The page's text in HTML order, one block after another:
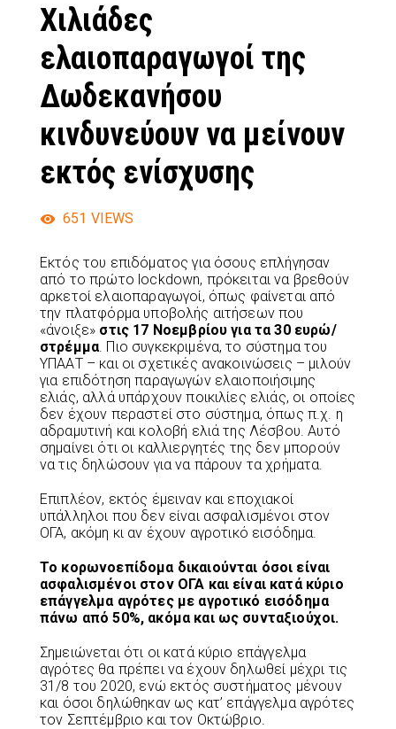
Χιλιάδες
ελαιοπαραγωγοί της
Δωδεκανήσου
κινδυνεύουν να μείνουν
εκτός ενίσχυσης
651 VIEWS
Εκτός του επιδόματος για όσους επλήγησαν
από το πρώτο lockdown, πρόκειται να βρεθούν
αρκετοί ελαιοπαραγωγοί, όπως φαίνεται από
την πλατφόρμα υποβολής αιτήσεων που
«άνοιξε» στις 17 Νοεμβρίου για τα 30 ευρώ/
στρέμμα . Πιο συγκεκριμένα, το σύστημα του
ΥΠΑΑΤ – και οι σχετικές ανακοινώσεις – μιλούν
για επιδότηση παραγωγών ελαιοποιήσιμης
ελιάς, αλλά υπάρχουν ποικιλίες ελιάς, οι οποίες
δεν έχουν περαστεί στο σύστημα, όπως π.χ. η
αδραμυτινή και κολοβή ελιά της Λέσβου. Αυτό
σημαίνει ότι οι καλλιεργητές της δεν μπορούν
να τις δηλώσουν για να πάρουν τα χρήματα.
Επιπλέον, εκτός έμειναν και εποχιακοί
υπάλληλοι που δεν είναι ασφαλισμένοι στον
ΟΓΑ, ακόμη κι αν έχουν αγροτικό εισόδημα.
Το κορωνοεπίδομα δικαιούνται όσοι είναι
ασφαλισμένοι στον ΟΓΑ και είναι κατά κύριο
επάγγελμα αγρότες με αγροτικό εισόδημα
πάνω από 50%, ακόμα και ως συνταξιούχοι.
Σημειώνεται ότι οι κατά κύριο επάγγελμα
αγρότες θα πρέπει να έχουν δηλωθεί μέχρι τις
31/8 του 2020, ενώ εκτός συστήματος μένουν
και όσοι δηλώθηκαν ως κατ’ επάγγελμα αγρότες
τον Σεπτέμβριο και τον Οκτώβριο.